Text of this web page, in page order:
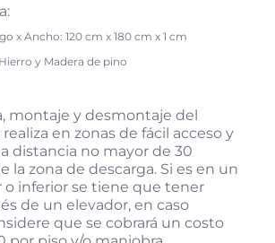
x Ancho: 120 cm x 180 cm x 1 cm
y Madera de pino
montaje y desmontaje del
en zonas de fácil acceso y
distancia no mayor de 30
la zona de descarga. Si es en un
o inferior se tiene que tener
de un elevador, en caso
que se cobrará un costo